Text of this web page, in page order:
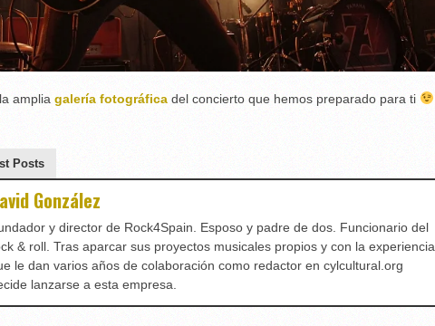
amplia galería fotográficadel concierto que hemos preparado para ti
Posts
González
y director de Rock4Spain. Esposo y padre de dos. Funcionario del
& roll. Tras aparcar sus proyectos musicales propios y con la experiencia
le dan varios años de colaboración como redactor en cylcultural.org
lanzarse a esta empresa.